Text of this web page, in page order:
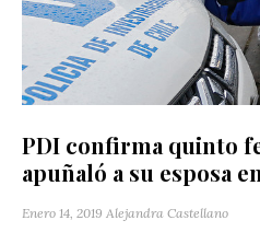
PDI confirma quinto
apuñaló a su esposa
Enero 14, 2019 Alejandra Castellano